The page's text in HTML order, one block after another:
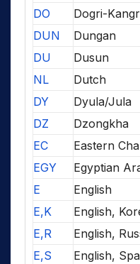
DO
Dogri-
DUN
Dungan
DU
Dusun
NL
Dutch
DY
Dyula/Jula
DZ
Dzongkha
EC
Eastern
EGY
Egyptian
E
English
E,K
English,
E,R
English,
E,S
English,